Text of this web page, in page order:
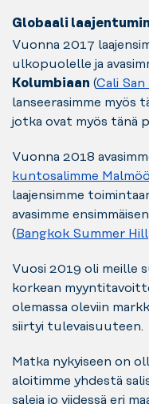
Globaali
Vuonna 2017
ulkopuolelle ja
Kolumbiaan (Cali
lanseerasimme myös
jotka ovat myös tänä
Vuonna 2018
kuntosalimme
laajensimme
avasimme
( Bangkok Summer Hill
Vuosi 2019 oli meille
korkean
olemassa oleviin
siirtyi tulevaisuuteen.
Matka nykyiseen on
aloitimme yhdestä
saleja jo viidessä eri